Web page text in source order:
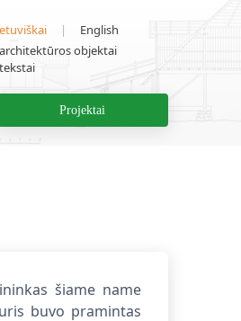
|
English
architektūros objektai
tekstai
Projektai
šiame name
buvo pramintas